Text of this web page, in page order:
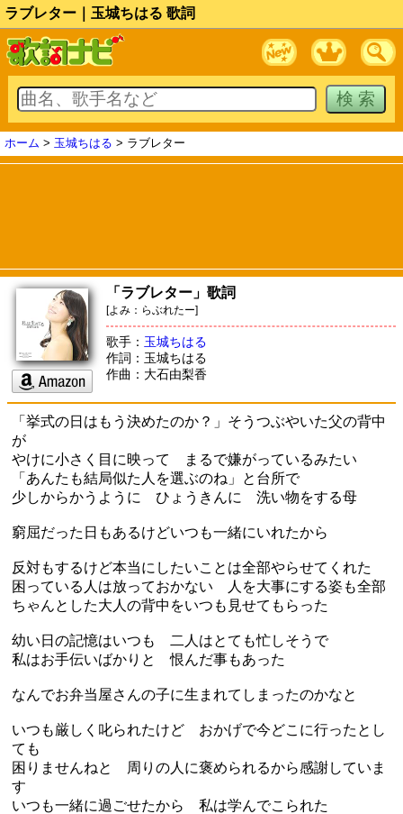
ラブレター｜玉城ちはる 歌詞
ホーム > 玉城ちはる > ラブレター
「ラブレター」歌詞
[よみ：らぶれたー]
歌手： 玉城ちはる
作詞：玉城ちはる
作曲：大石由梨香
「挙式の日はもう決めたのか？」そうつぶやいた父の背中
が
やけに小さく目に映って まるで嫌がっているみたい
「あんたも結局似た人を選ぶのね」と台所で
少しからかうように ひょうきんに 洗い物をする母
窮屈だった日もあるけどいつも一緒にいれたから
反対もするけど本当にしたいことは全部やらせてくれた
困っている人は放っておかない 人を大事にする姿も全部
ちゃんとした大人の背中をいつも見せてもらった
幼い日の記憶はいつも 二人はとても忙しそうで
私はお手伝いばかりと 恨んだ事もあった
なんでお弁当屋さんの子に生まれてしまったのかなと
いつも厳しく叱られたけど おかげで今どこに行ったとし
ても
困りませんねと 周りの人に褒められるから感謝していま
す
いつも一緒に過ごせたから 私は学んでこられた